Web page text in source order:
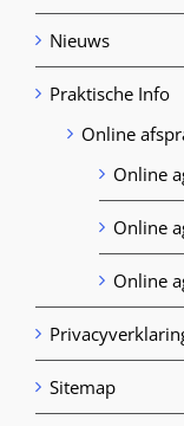
Nieuws
Praktische Info
Online
Online
Online
Online
Sitemap